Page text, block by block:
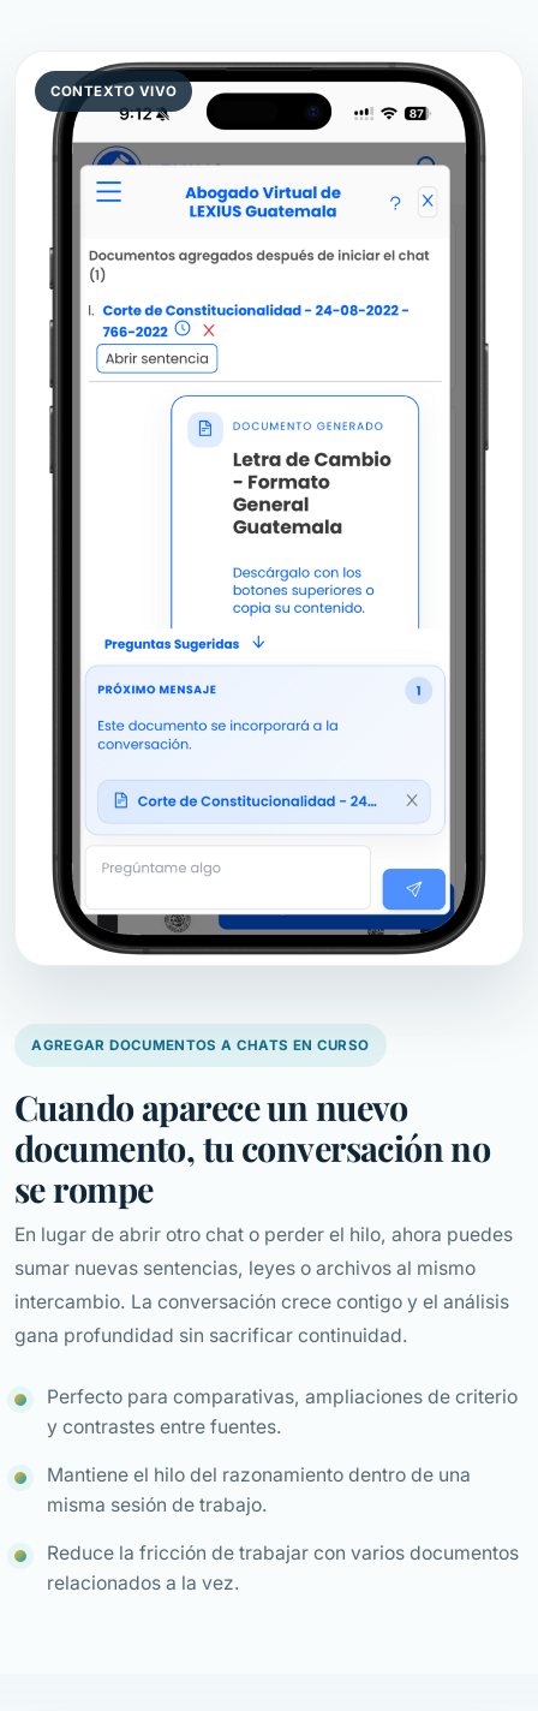
CONTEXTO VIVO
AGREGAR DOCUMENTOS A CHATS EN CURSO
Cuando aparece un nuevo
documento, tu conversación no
se rompe
En lugar de abrir otro chat o perder el hilo, ahora puedes
sumar nuevas sentencias, leyes o archivos al mismo
intercambio. La conversación crece contigo y el análisis
gana profundidad sin sacrificar continuidad.
Perfecto para comparativas, ampliaciones de criterio
y contrastes entre fuentes.
Mantiene el hilo del razonamiento dentro de una
misma sesión de trabajo.
Reduce la fricción de trabajar con varios documentos
relacionados a la vez.